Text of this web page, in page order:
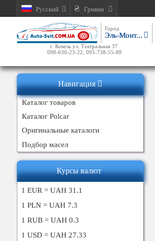
Русский Гривня
Город
Эль-Монт...
г. Ковель ул. Театральная 37
098-630-23-22, 095-738-55-88
Навигация
Каталог товаров
Каталог Polcar
Оригинальные каталоги
Подбор масел
Курсы валют
1 EUR = UAH 31.1
1 PLN = UAH 7.3
1 RUB = UAH 0.3
1 USD = UAH 27.33